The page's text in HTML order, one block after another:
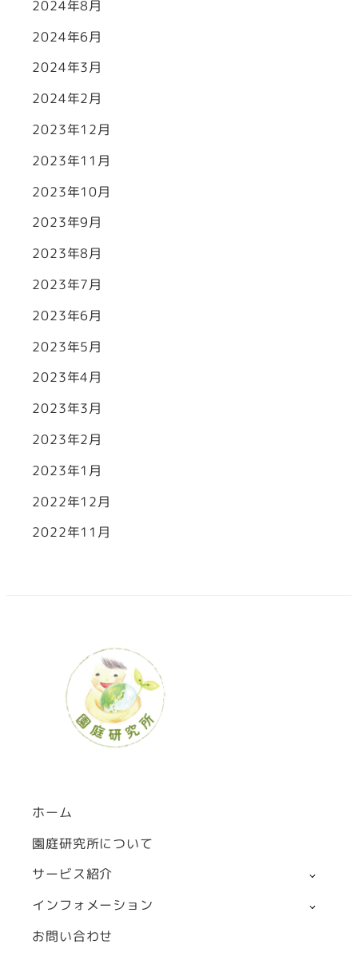
2024年8月
2024年6月
2024年3月
2024年2月
2023年12月
2023年11月
2023年10月
2023年9月
2023年8月
2023年7月
2023年6月
2023年5月
2023年4月
2023年3月
2023年2月
2023年1月
2022年12月
2022年11月
ホーム
園庭研究所について
サービス紹介
インフォメーション
お問い合わせ